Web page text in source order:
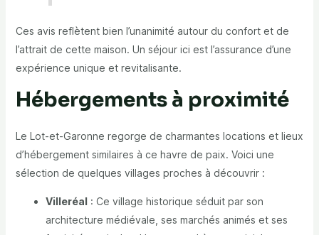
Ces avis reflètent bien l’unanimité autour du confort et de
l’attrait de cette maison. Un séjour ici est l’assurance d’une
expérience unique et revitalisante.
Hébergements à proximité
Le Lot-et-Garonne regorge de charmantes locations et lieux
d’hébergement similaires à ce havre de paix. Voici une
sélection de quelques villages proches à découvrir :
Villeréal: Ce village historique séduit par son
architecture médiévale, ses marchés animés et ses